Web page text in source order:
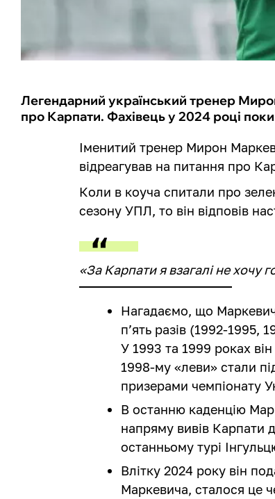
Легендарний український тренер
про Карпати. Фахівець у 2024 році
Іменитий тренер Мирон
відреагував на питання про
Коли в коуча спитали про
сезону УПЛ, то він відповів
«За Карпати я взагалі не хочу
Нагадаємо, що
п’ять разів (1992-1995,
У 1993 та 1999 роках
1998-му «леви» стали
призерами чемпіонату
В останню каденцію
напряму вивів Карпати
останньому турі
Влітку 2024 року він
Маркевича, сталося це